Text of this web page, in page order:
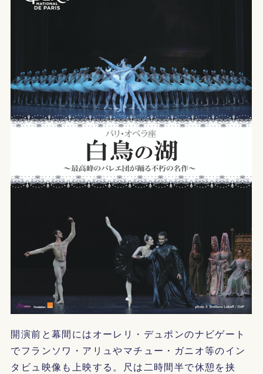
開演前と幕間にはオーレリ・デュポンのナビゲート
でフランソワ・アリュやマチュー・ガニオ等のイン
タビュ映像も上映する。尺は二時間半で休憩を挟